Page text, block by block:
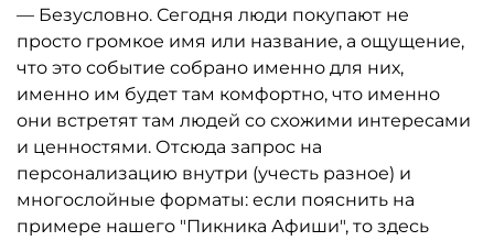
— Безусловно. Сегодня люди покупают не
просто громкое имя или название, а ощущение,
что это событие собрано именно для них,
именно им будет там комфортно, что именно
они встретят там людей со схожими интересами
и ценностями. Отсюда запрос на
персонализацию внутри (учесть разное) и
многослойные форматы: если пояснить на
примере нашего "Пикника Афиши", то здесь